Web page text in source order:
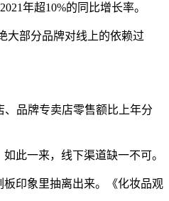
年超10%的同比增长率。
大部分品牌对线上的依赖过
品牌专卖店零售额比上年分
此一来，线下渠道缺一不可。
印象里抽离出来。《化妆品观